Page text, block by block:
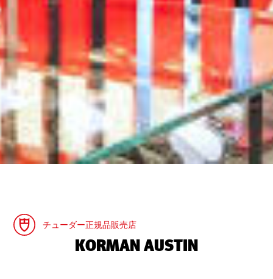
チューダー正規品販売店
‭KORMAN AUSTIN‬